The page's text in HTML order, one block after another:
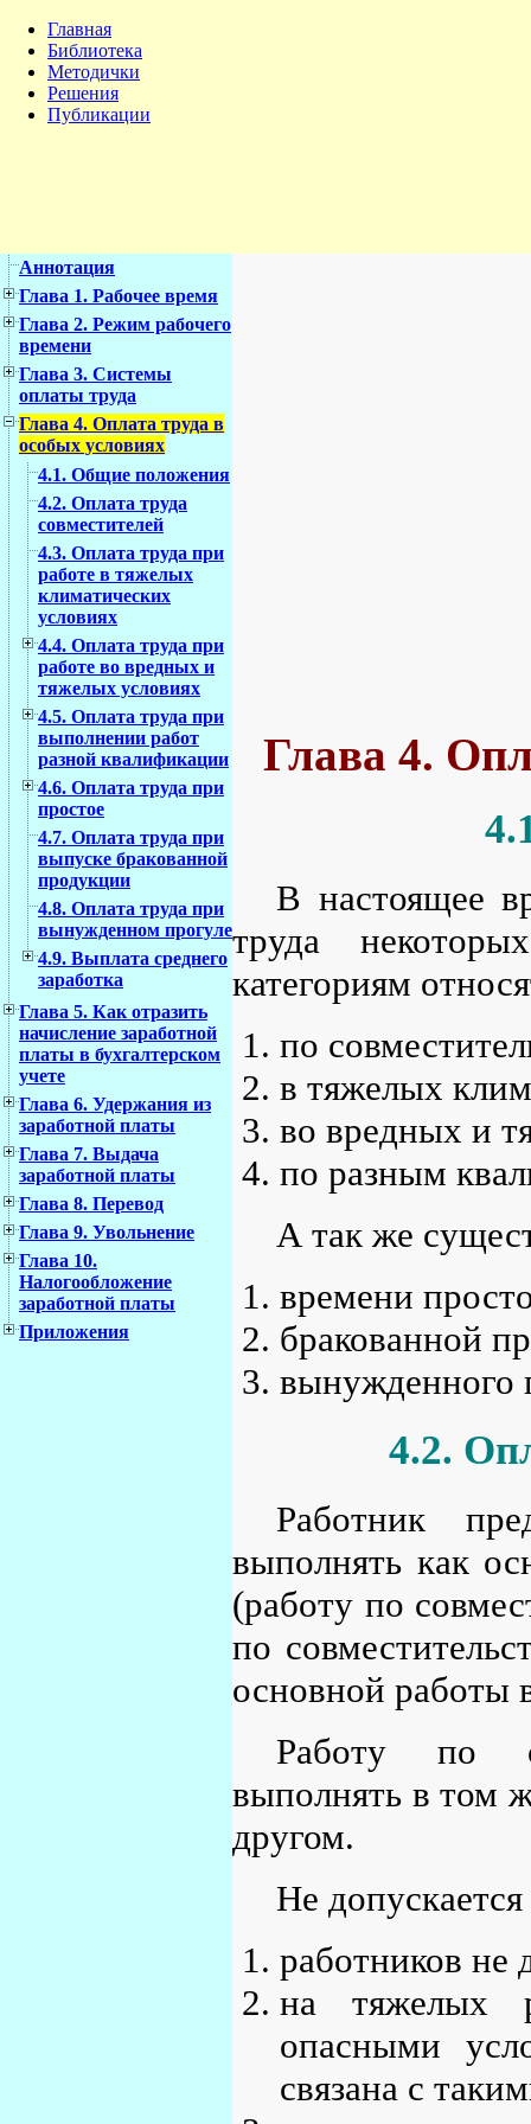
Главная
Библиотека
Методички
Решения
Публикации
Аннотация
Глава 1. Рабочее время
Глава 2. Режим рабочего
времени
Глава 3. Системы
оплаты труда
Глава 4. Оплата труда в
особых условиях
4.1. Общие положения
4.2. Оплата труда
совместителей
4.3. Оплата труда при
работе в тяжелых
климатических
условиях
4.4. Оплата труда при
работе во вредных и
тяжелых условиях
4.5. Оплата труда при
выполнении работ
разной квалификации
4.6. Оплата труда при
простое
4.7. Оплата труда при
выпуске бракованной
продукции
4.8. Оплата труда при
вынужденном прогуле
4.9. Выплата среднего
заработка
Глава 5. Как отразить
начисление заработной
платы в бухгалтерском
учете
Глава 6. Удержания из
заработной платы
Глава 7. Выдача
заработной платы
Глава 8. Перевод
Глава 9. Увольнение
Глава 10.
Налогообложение
заработной платы
Приложения
Глава 4.
В настоящее
труда
категориям
по
в тяжелых
во вредных и
по разным
А так же
времени
бракованной
вынужденного
4.2.
Работник
выполнять как
(работу по
по
основной работы
Работу по
выполнять в том
другом.
Не
работников не
на тяжелых
опасными
связана с